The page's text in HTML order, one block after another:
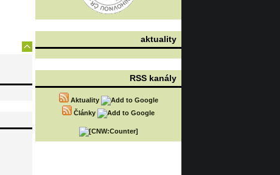
aktuality
RSS kanály
Aktuality
Články